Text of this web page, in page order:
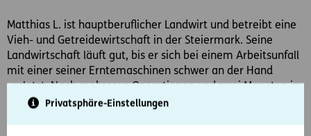
Privatsphäre-Einstellungen
Matthias L. ist hauptberuflicher Landwirt und betreibt eine
Vieh- und Getreidewirtschaft in der Steiermark. Seine
Landwirtschaft läuft gut, bis er sich bei einem Arbeitsunfall
mit einer seiner Erntemaschinen schwer an der Hand
verletzt. Nach mehreren Operationen und zwei Monaten im
Spital, attestiert ihm sein Arzt eine Erwerbsunfähigkeit für